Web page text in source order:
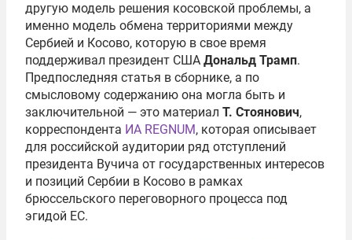
другую модель решения косовской проблемы, а
именно модель обмена территориями между
Сербией и Косово, которую в свое время
поддерживал президент США Дональд Трамп.
Предпоследняя статья в сборнике, а по
смысловому содержанию она могла быть и
заключительной — это материал Т. Стоянович,
корреспондента ИА REGNUM, которая описывает
для российской аудитории ряд отступлений
президента Вучича от государственных интересов
и позиций Сербии в Косово в рамках
брюссельского переговорного процесса под
эгидой ЕС.